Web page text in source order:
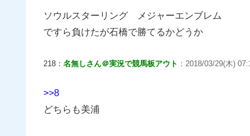
ソウルスターリング メジャーエンブレム
ですら負けたが石橋で勝てるかどうか
218： 名無しさん＠実況で競馬板アウト ：2018/03/29(木)
>>8
どちらも美浦